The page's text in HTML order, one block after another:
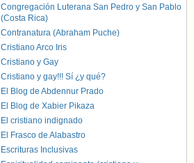
Congregación Luterana San Pedro y San Pablo
(Costa Rica)
Contranatura (Abraham Puche)
Cristiano Arco Iris
Cristiano y Gay
Cristiano y gay!!! Sí ¿y qué?
El Blog de Abdennur Prado
El Blog de Xabier Pikaza
El cristiano indignado
El Frasco de Alabastro
Escrituras Inclusivas